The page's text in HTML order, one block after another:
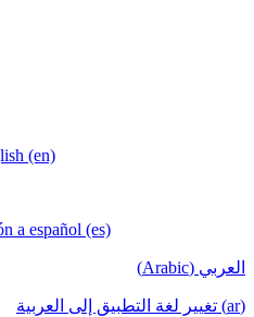
(en)
a español (es)
العربي (Arabic)
(ar) تغيير لغة التطبيق إلى العربية